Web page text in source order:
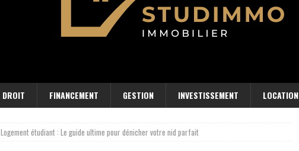
DROIT FINANCEMENT GESTION INVESTISSEMENT LOCATION
Logement étudiant : Le guide ultime pour dénicher votre nid parfait